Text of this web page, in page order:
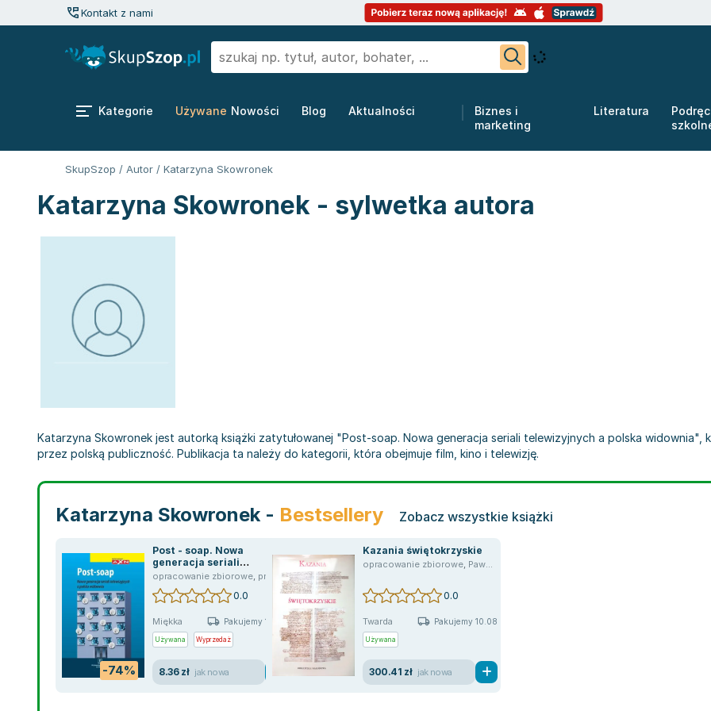
Kontakt z nami
Kategorie Używane Nowości Blog Aktualności
Biznes i
marketing
Literatura
SkupSzop / Autor / Katarzyna Skowronek
Katarzyna Skowronek - sylwetka autora
Katarzyna Skowronek jest autorką książki zatytułowanej "Post-soap. Nowa generacja seriali telewizyjnych a polska
przez polską publiczność. Publikacja ta należy do kategorii, która obejmuje film, kino i telewizję.
Katarzyna Skowronek - Bestsellery Zobacz wszystkie książki
-74%
Post - soap. Nowa
generacja seriali
telewizyjnych a polska
widownia
opracowanie zbiorowe, praca zbiorowa ,Tomasz Bielak
0.0
Miękka Pakujemy 10.08
Używana Wyprzedaż
8.36 zł jak nowa
Kazania świętokrzyskie
opracowanie zbiorowe, Paweł Stępień
0.0
Twarda Pakujemy 10.08
Używana
300.41 zł jak nowa